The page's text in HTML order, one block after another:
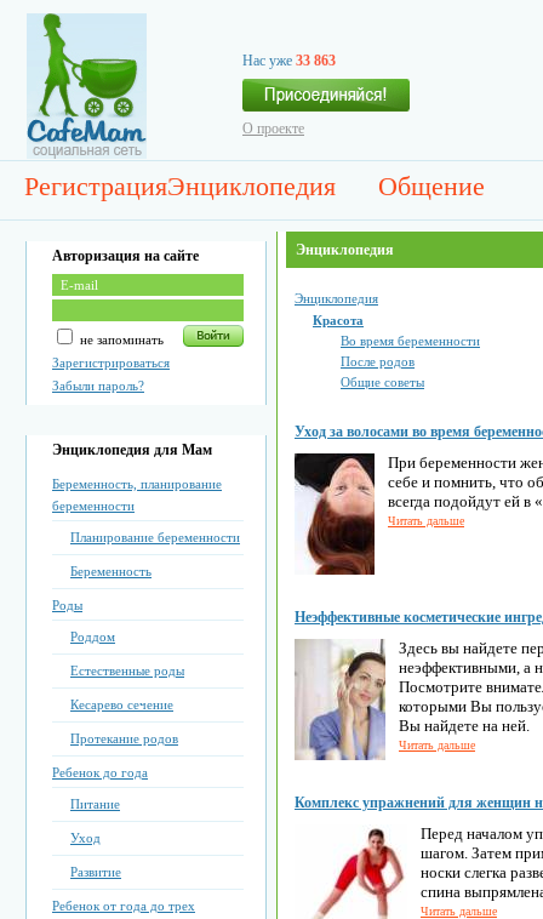
Нас уже 33 863
О проекте
РегистрацияЭнциклопедия Общение
Авторизация на сайте
не запоминать
Зарегистрироваться
Забыли пароль?
Энциклопедия для Мам
Беременность, планирование
беременности
Планирование беременности
Беременность
Роды
Роддом
Естественные роды
Кесарево сечение
Протекание родов
Ребенок до года
Питание
Уход
Развитие
Ребенок от года до трех
Энциклопедия
Энциклопедия
Красота
Во время беременности
После родов
Общие советы
Уход за волосами во время
При беременности
себе и помнить, что
всегда подойдут ей в
Читать дальше
Неэффективные косметические
Здесь вы найдете
неэффективными, а
Посмотрите
которыми Вы
Вы найдете на ней.
Читать дальше
Комплекс упражнений для женщин
Перед началом
шагом. Затем
носки слегка
спина
Читать дальше